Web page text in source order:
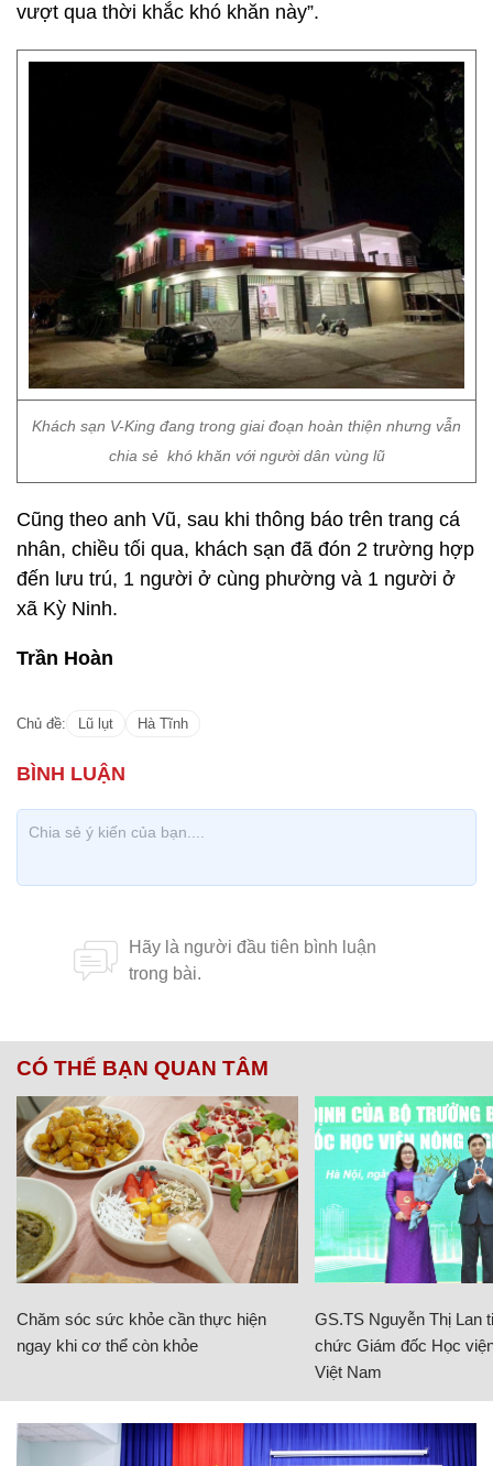
vượt qua thời khắc khó khăn này”.
Khách sạn V-King đang trong giai đoạn hoàn thiện nhưng vẫn
chia sẻ khó khăn với người dân vùng lũ
Cũng theo anh Vũ, sau khi thông báo trên trang cá
nhân, chiều tối qua, khách sạn đã đón 2 trường hợp
đến lưu trú, 1 người ở cùng phường và 1 người ở
xã Kỳ Ninh.
Trần Hoàn
Chủ đề: Lũ lụt Hà Tĩnh
CÓ THỂ BẠN QUAN TÂM
Chăm sóc sức khỏe cần thực hiện
ngay khi cơ thể còn khỏe
GS.TS Nguyễn Thị Lan
chức Giám đốc Học
Việt Nam